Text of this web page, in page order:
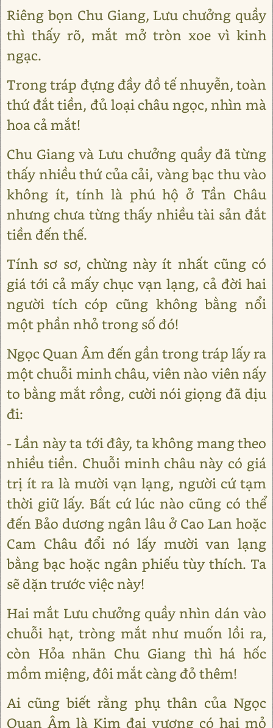
Riêng bọn Chu Giang, Lưu chưởng quầy
thì thấy rõ, mắt mở tròn xoe vì kinh
ngạc.
Trong tráp đựng đầy đồ tế nhuyễn, toàn
thứ đắt tiền, đủ loại châu ngọc, nhìn mà
hoa cả mắt!
Chu Giang và Lưu chưởng quầy đã từng
thấy nhiều thứ của cải, vàng bạc thu vào
không ít, tính là phú hộ ở Tần Châu
nhưng chưa từng thấy nhiều tài sản đắt
tiền đến thế.
Tính sơ sơ, chừng này ít nhất cũng có
giá tới cả mấy chục vạn lạng, cả đời hai
người tích cóp cũng không bằng nổi
một phần nhỏ trong số đó!
Ngọc Quan Âm đến gần trong tráp lấy ra
một chuỗi minh châu, viên nào viên nấy
to bằng mắt rồng, cười nói giọng đã dịu
đi:
- Lần này ta tới đây, ta không mang theo
nhiều tiền. Chuỗi minh châu này có giá
trị ít ra là mười vạn lạng, người cứ tạm
thời giữ lấy. Bất cứ lúc nào cũng có thể
đến Bảo dương ngân lâu ở Cao Lan hoặc
Cam Châu đổi nó lấy mười van lạng
bằng bạc hoặc ngân phiếu tùy thích. Ta
sẽ dặn trước việc này!
Hai mắt Lưu chưởng quầy nhìn dán vào
chuỗi hạt, tròng mắt như muốn lồi ra,
còn Hỏa nhãn Chu Giang thì há hốc
mồm miệng, đôi mắt càng đỏ thêm!
Ai cũng biết rằng phụ thân của Ngọc
Quan Âm là Kim đại vương có hai mỏ